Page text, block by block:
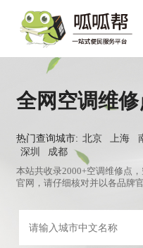
全网空调维
热门查询城市: 北京 上海
深圳
成都
本站共收录2000+空调维修点
官网，请仔细核对并以各品牌